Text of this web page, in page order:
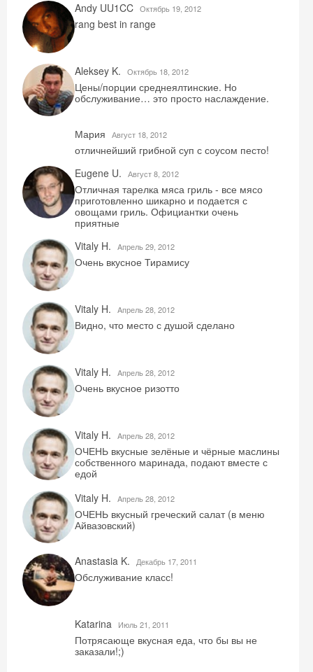
Andy UU1CC Октябрь 19, 2012
rang best in range
Aleksey K. Октябрь 18, 2012
Цены/порции среднеялтинские. Но
обслуживание… это просто наслаждение.
Мария Август 18, 2012
отличнейший грибной суп с соусом песто!
Eugene U.
Август 8, 2012
Отличная тарелка мяса гриль - все мясо
приготовленно шикарно и подается с
овощами гриль. Официантки очень
приятные
Vitaly H.
Aпрель 29, 2012
Очень вкусное Тирамису
Vitaly H. Aпрель 28, 2012
Видно, что место с душой сделано
Vitaly H. Aпрель 28, 2012
Очень вкусное ризотто
Vitaly H. Aпрель 28, 2012
ОЧЕНЬ вкусные зелёные и чёрные маслины
собственного маринада, подают вместе с
едой
Vitaly H.
Aпрель 28, 2012
ОЧЕНЬ вкусный греческий салат (в меню
Айвазовский)
Anastasia K. Декабрь 17, 2011
Обслуживание класс!
Katarina Июль 21, 2011
Потрясающе вкусная еда, что бы вы не
заказали!;)